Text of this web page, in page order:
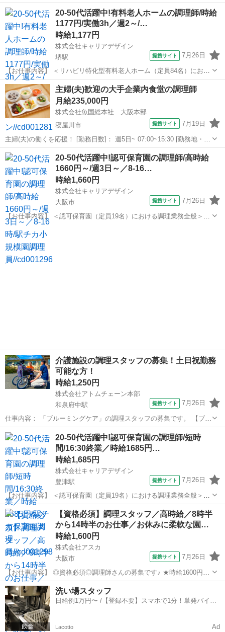
20-50代活躍中!有料老人ホームの調理師/時給
1177円/実働3h／週2～/…
時給1,177円
株式会社キャリアデザイン
堺駅
提携サイト 7月26日
【お仕事内容】 ＜リハビリ特化型有料老人ホーム（定員84名）におけ
る管理栄養士・栄養士・調理師・調理員業務全般＞ ・老人ホームの厨
房業務 ※調理は基本的に湯煎 ※刻みやミキサーの業務あり 本求人は
人材紹介会社【株式会...
大阪 堺市 堺駅 その他
主婦(夫)歓迎の大手企業内食堂の調理師
月給235,000円
株式会社魚国総本社 大阪本部
寝屋川市
提携サイト 7月19日
主婦(夫)の働くを応援！ [勤務日数]： 週5日~ 07:00~15:30 [勤務地・最
寄駅]： 大阪府寝屋川市木田元宮１-１-１ 株式会社魚国総本社 大阪本
部 寝屋川市駅徒歩22分 [職種名]：大手企業内食堂の調理...
大阪 キッチン
20-50代活躍中!認可保育園の調理師/高時給
1660円～/週3日～／8-16…
時給1,660円
株式会社キャリアデザイン
大阪市
提携サイト 7月26日
【お仕事内容】 ＜認可保育園（定員19名）における調理業務全般＞
［調理員］ ・給食とおやつの調理 ※離乳食・アレルギー食対応あり
・職員食調理 ・盛り付け、配膳 ・片付け ・調理室の掃除 ・買い出
し、発注 ...
大阪 大阪市
介護施設の調理スタッフの募集！土日祝勤務
可能な方！
時給1,250円
株式会社アトムチェーン本部
和泉府中駅
提携サイト 7月26日
仕事内容： 「ブルーミングケア」の調理スタッフの募集です。 【ブル
ーミングケアとは？】 バリアフリー＆夜間完全個室が特徴。 365日24
時間夜間対応可能なワンランク上の デイサービスをご提供していま
す。 ＊*. お仕事内...
大阪 和泉府中駅 キッチン
20-50代活躍中!認可保育園の調理師/短時
間/16:30終業／時給1685円…
時給1,685円
株式会社キャリアデザイン
豊津駅
提携サイト 7月26日
【お仕事内容】 ＜認可保育園（定員19名）における調理業務全般＞
［調理員］ ・給食とおやつの調理 ※離乳食・アレルギー食対応あり
・職員食調理 ・盛り付け、配膳 ・片付け ・調理室の掃除 ・買い出
し、発注 ...
大阪 吹田市 豊津駅 その他
【資格必須】調理スタッフ／高時給／8時半
から14時半のお仕事／お休みに柔軟な園…
時給1,600円
株式会社アスカ
大阪市
提携サイト 7月26日
【お仕事内容】 ◎資格必須◎調理師さんの募集です♪ ★時給1600円★
━−━−━−━−━−━−━−━−━− 【おすすめポイント】 ・未経験・ブ
ランクOK！ ・お子さんの行事や体調不良等、かなり柔軟に対応可能
です◎...
大阪 大阪市 その他
洗い場スタッフ
日給例1万円〜 /【登録不要】スマホで1分！単発バイト
Lacotto Ad